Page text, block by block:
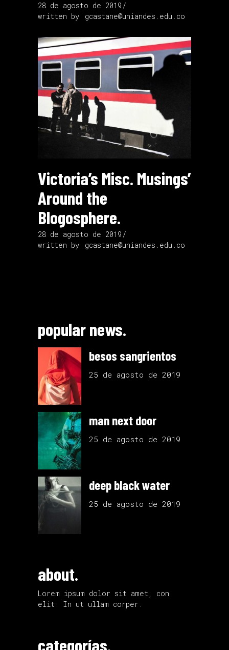
28 de agosto de 2019
written by
gcastane@uniandes.edu.co
Victoria’s Misc. Musings’
Around the
Blogosphere.
28 de agosto de 2019
written by
gcastane@uniandes.edu.co
popular news.
besos sangrientos
25 de agosto de 2019
man next door
25 de agosto de 2019
deep black water
25 de agosto de 2019
about.
Lorem ipsum dolor sit amet, con
elit. In ut ullam corper.
categorías.